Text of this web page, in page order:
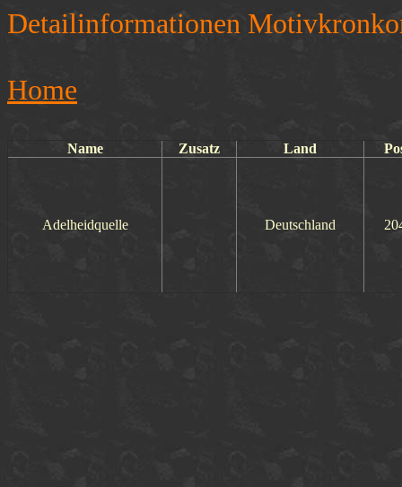
Detailinformationen
Home
Name Zusatz Land
Adelheidquelle Deutschland